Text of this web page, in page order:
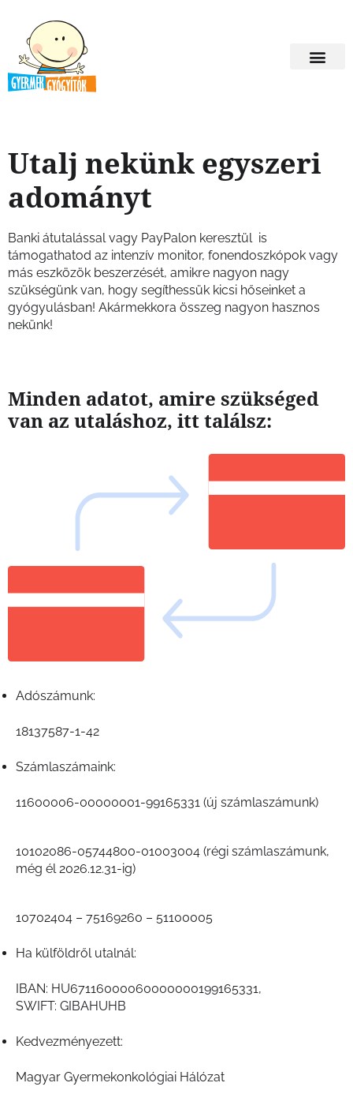
Utalj nekünk egyszeri
adományt
Banki átutalással vagy PayPalon keresztül is
támogathatod az intenzív monitor, fonendoszkópok vagy
más eszközök beszerzését, amikre nagyon nagy
szükségünk van, hogy segíthessük kicsi hőseinket a
gyógyulásban! Akármekkora összeg nagyon hasznos
nekünk!
Minden adatot, amire szükséged
van az utaláshoz, itt találsz:
Adószámunk:
18137587-1-42
Számlaszámaink:
11600006-00000001-99165331 (új számlaszámunk)
10102086-05744800-01003004 (régi számlaszámunk,
még él 2026.12.31-ig)
10702404 – 75169260 – 51100005
Ha külföldről utalnál:
IBAN: HU67116000060000000199165331,
SWIFT: GIBAHUHB
Kedvezményezett:
Magyar Gyermekonkológiai Hálózat